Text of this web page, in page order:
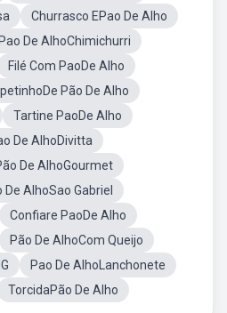
Churrasco EPao De Alho
Pao De AlhoChimichurri
Filé Com PaoDe Alho
Pão De Alho
Tartine PaoDe Alho
De AlhoDivitta
De AlhoGourmet
De AlhoSao Gabriel
Confiare PaoDe Alho
Pão De AlhoCom Queijo
Pao De AlhoLanchonete
TorcidaPão De Alho